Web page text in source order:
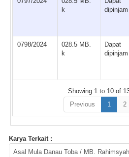
k
dipinjam
0798/2024
028.5 MB.
k
Dapat
dipinjam
Showing 1 to 10 of
Previous
1 2
Karya Terkait :
Asal Mula Danau Toba / MB.